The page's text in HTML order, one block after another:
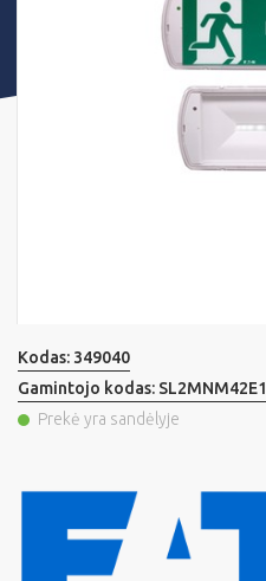
Kodas: 349040
Gamintojo kodas:
Prekė yra sandėlyje